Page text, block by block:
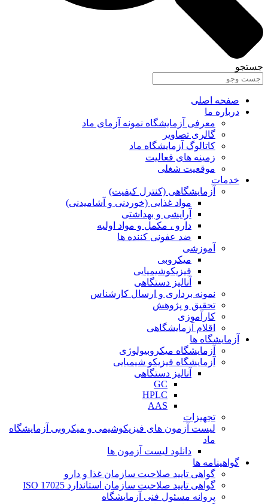
جستجو
صفحه اصلی
درباره ما
معرفی آزمایشگاه نمونه آزمای ماد
گالری تصاویر
کاتالوگ آزمایشگاه ماد
زمینه های فعالیت
موقعیت شغلی
خدمات
آزمایشگاهی (کنترل کیفیت)
مواد غذایی (خوردنی و آشامیدنی)
آرایشی و بهداشتی
دارو ، مکمل و مواد اولیه
ضد عفونی کننده ها
آموزشی
میکروبی
فیزیکوشیمیایی
آنالیز دستگاهی
نمونه برداری و ارسال کارشناس
تحقیق و پژوهش
کارآموزی
اقلام آزمایشگاهی
آزمایشگاه ها
آزمایشگاه میکروبیولوژی
آزمایشگاه فیزیکو شیمیایی
آنالیز دستگاهی
GC
HPLC
AAS
تجهیزات
لیست آزمون های فیزیکوشیمی و میکروبی آزمایشگاه
ماد
دانلود لیست آزمون ها
گواهینامه ها
گواهی تایید صلاحیت سازمان غذا و دارو
گواهی تایید صلاحیت سازمان استاندارد ISO 17025
پروانه مسئول فنی آزمایشگاه